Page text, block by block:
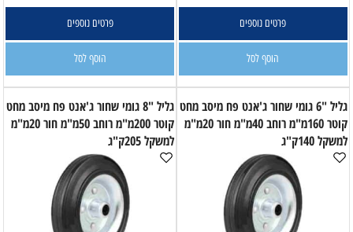
פרטים נוספים
הוסף לסל
פרטים נוספים
הוסף לסל
גליל "6 גומי שחור ג'אנט פח מיסב מחט
קוטר 160מ"מ רוחב 40מ"מ חור 20מ"מ
למשקל 140ק"ג
גליל "8 גומי שחור ג'אנט פח מיסב מחט
קוטר 200מ"מ רוחב 50מ"מ חור 20מ"מ
למשקל 205ק"ג